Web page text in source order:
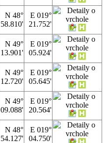
N 48°
58.810'
E 019°
21.752'
N 49°
13.901'
E 019°
05.924'
N 49°
12.720'
E 019°
05.645'
N 49°
09.088'
E 019°
20.564'
N 48°
54.127'
E 019°
04.750'